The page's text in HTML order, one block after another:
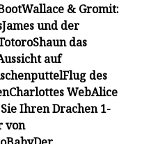
Wallace & Gromit:
James und der
Shaun das
auf
Flug des
Charlottes WebAlice
Ihren Drachen 1-
von